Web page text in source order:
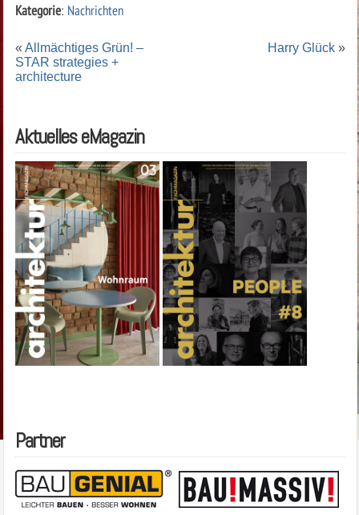
Kategorie: Nachrichten
« Allmächtiges Grün! –
STAR strategies +
architecture
Harry Glück »
Aktuelles eMagazin
Partner